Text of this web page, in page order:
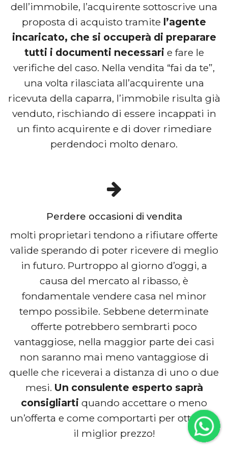
dell’immobile, l’acquirente sottoscrive una
proposta di acquisto tramite l’agente
incaricato, che si occuperà di preparare
tutti i documenti necessari e fare le
verifiche del caso. Nella vendita “fai da te”,
una volta rilasciata all’acquirente una
ricevuta della caparra, l’immobile risulta già
venduto, rischiando di essere incappati in
un finto acquirente e di dover rimediare
perdendoci molto denaro.
Perdere occasioni di vendita
molti proprietari tendono a rifiutare offerte
valide sperando di poter ricevere di meglio
in futuro. Purtroppo al giorno d’oggi, a
causa del mercato al ribasso, è
fondamentale vendere casa nel minor
tempo possibile. Sebbene determinate
offerte potrebbero sembrarti poco
vantaggiose, nella maggior parte dei casi
non saranno mai meno vantaggiose di
quelle che riceverai a distanza di uno o due
mesi. Un consulente esperto saprà
consigliarti quando accettare o meno
un’offerta e come comportarti per ottenere
il miglior prezzo!